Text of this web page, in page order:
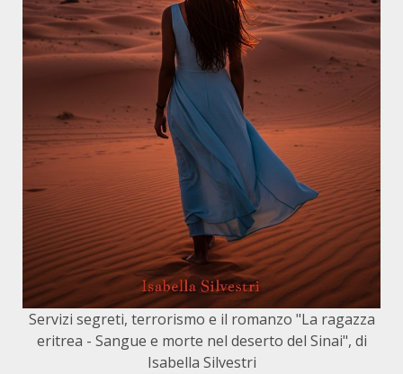
Servizi segreti, terrorismo e il romanzo "La ragazza
eritrea - Sangue e morte nel deserto del Sinai", di
Isabella Silvestri